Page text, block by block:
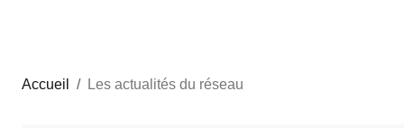
Accueil Les actualités du réseau